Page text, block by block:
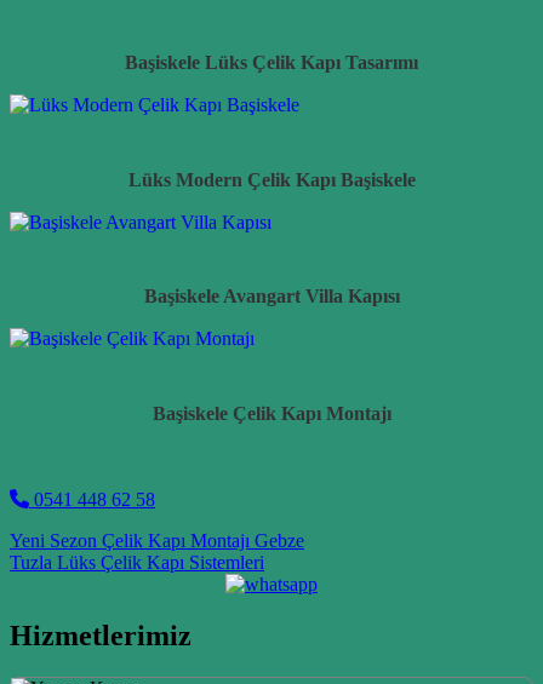
Başiskele Lüks Çelik Kapı Tasarımı
Lüks Modern Çelik Kapı Başiskele
Başiskele Avangart Villa Kapısı
Başiskele Çelik Kapı Montajı
0541 448 62 58
Post navigation
Yeni Sezon Çelik Kapı Montajı Gebze
Tuzla Lüks Çelik Kapı Sistemleri
Hizmetlerimiz